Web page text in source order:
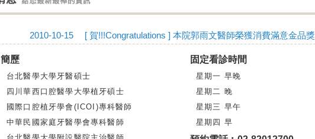
2010-10-15 ‎[ 賀!!!Congratulations ] 本院郭雨文醫師榮獲消費滿意金品獎
簡歷
台北醫學大學牙醫碩士
四川華西口腔醫學大學植牙碩士
國際口腔植牙學會(ICOI)專科醫師
中華民國家庭牙醫學會專科醫師
固定看診時間
星期一 早晚
星期二 晚
星期三 早午
星期四 早